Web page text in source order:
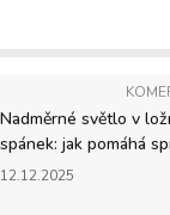
Nadměrné světlo v
spánek: jak pomáhá
12.12.2025